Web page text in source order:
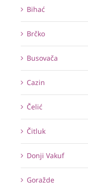
Bihać
Brčko
Busovača
Cazin
Čelić
Čitluk
Donji Vakuf
Goražde